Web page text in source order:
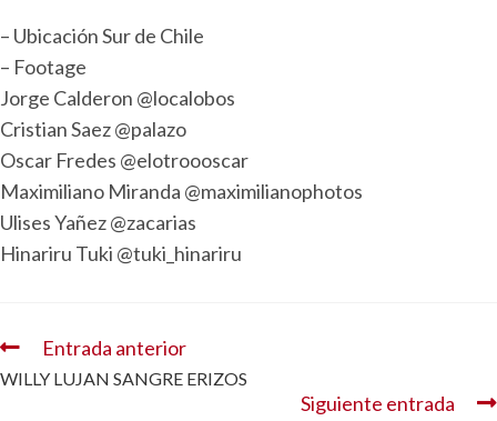
– Ubicación Sur de Chile
– Footage
Jorge Calderon @localobos
Cristian Saez @palazo
Oscar Fredes @elotroooscar
Maximiliano Miranda @maximilianophotos
Ulises Yañez @zacarias
Hinariru Tuki @tuki_hinariru
Entrada anterior
WILLY LUJAN SANGRE ERIZOS
Siguiente entrada